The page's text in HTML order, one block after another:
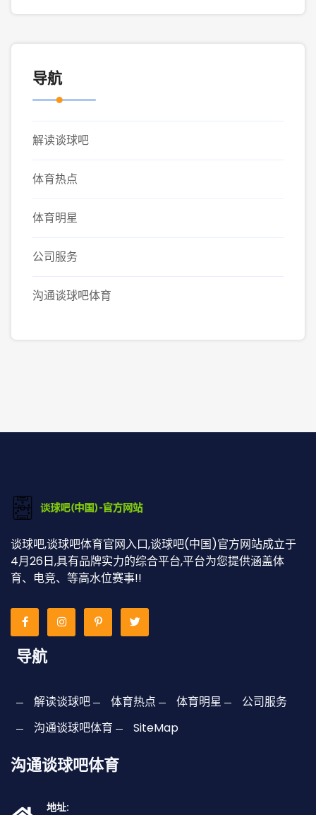
导航
解读谈球吧
体育热点
体育明星
公司服务
沟通谈球吧体育
谈球吧,谈球吧体育官网入口,谈球吧(中国)官方网站成立于
4月26日,具有品牌实力的综合平台,平台为您提供涵盖体
育、电竞、等高水位赛事!!
导航
解读谈球吧 体育热点 体育明星
公司服务
沟通谈球吧体育
SiteMap
沟通谈球吧体育
地址: